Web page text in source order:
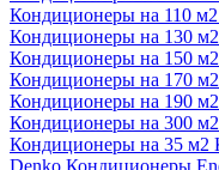
Кондиционеры на 110 м2
Кондиционеры на 130 м2
Кондиционеры на 150 м2
Кондиционеры на 170 м2
Кондиционеры на 190 м2
Кондиционеры на 300 м2
Кондиционеры на 35 м2
Denko Кондиционеры